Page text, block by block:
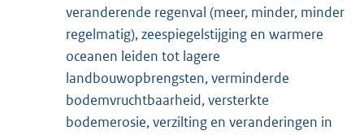
veranderende regenval (meer, minder, minder
regelmatig), zeespiegelstijging en warmere
oceanen leiden tot lagere
landbouwopbrengsten, verminderde
bodemvruchtbaarheid, versterkte
bodemerosie, verzilting en veranderingen in